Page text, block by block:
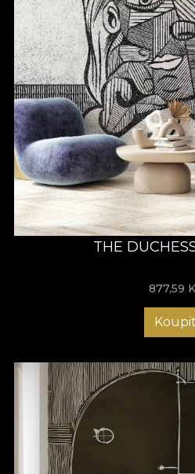
THE
877,59
Koupit